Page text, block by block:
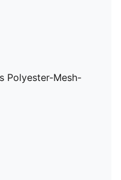
Polyester-Mesh-